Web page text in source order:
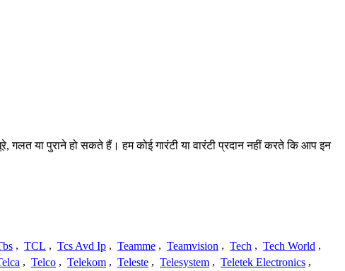
गलत या पुराने हो सकते हैं। हम कोई गारंटी या वारंटी प्रदान नहीं करते कि आप इन
, TCL , Tcs Avd Ip , Teamme , Teamvision , Tech , Tech World ,
, Telco , Telekom , Teleste , Telesystem , Teletek Electronics ,